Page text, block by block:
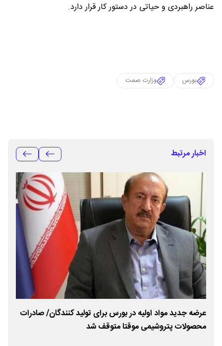
عناصر راهبردی و حیاتی در دستور کار قرار دارد.
بورس وزارت صمت
اخبار مرتبط
عرضه جدید مواد اولیه در بورس برای تولید کنندگان/ صادرات
محصولات پتروشیمی موقتا متوقف شد